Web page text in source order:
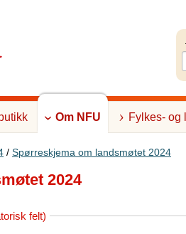
Om NFU Fylkes- og
/ Spørreskjema om landsmøtet 2024
2024
felt)